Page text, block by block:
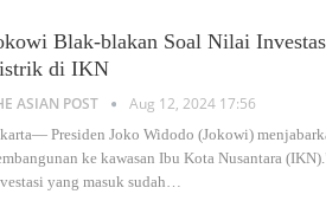
Blak-blakan Soal Nilai
di IKN
ASIAN POST Aug 12, 2024 17:56
Presiden Joko Widodo (Jokowi)
ke kawasan Ibu Kota Nusantara
yang masuk sudah